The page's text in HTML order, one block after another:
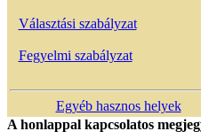
Választási szabályzat
Fegyelmi szabályzat
Egyéb hasznos helyek
A honlappal kapcsolatos